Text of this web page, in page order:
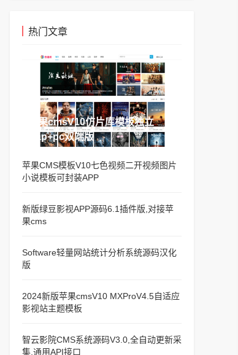
热门文章
苹果cmsV10仿片库模板独立
wap+pc双端版
苹果CMS模板V10七色视频二开视频图片
小说模板可封装APP
新版绿豆影视APP源码6.1插件版,对接苹
果cms
Software轻量网站统计分析系统源码汉化
版
2024新版苹果cmsV10 MXProV4.5自适应
影视站主题模板
智云影院CMS系统源码V3.0,全自动更新采
集,通用API接口